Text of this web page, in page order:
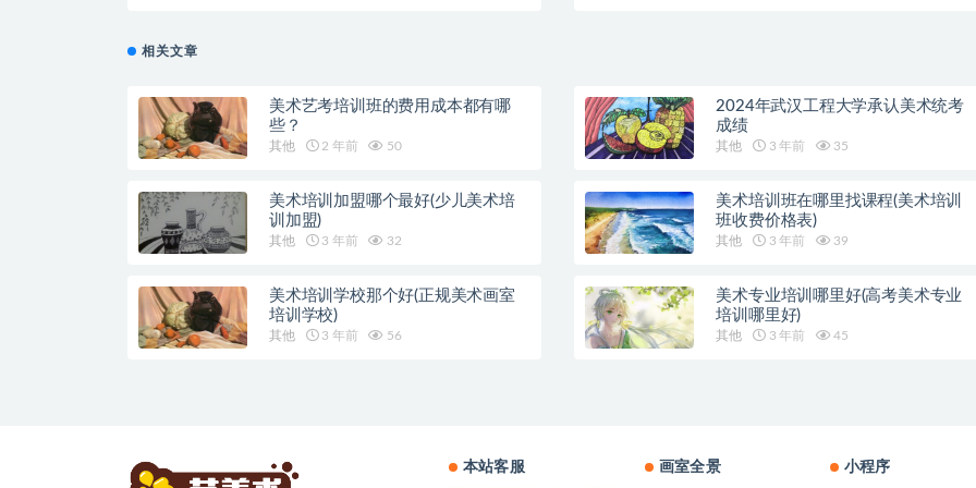
相关文章
美术艺考培训班的费用成本都有哪
些？
其他 2 年前 50
2024年武汉工程大学承认美术统考
成绩
其他 3 年前 35
美术培训加盟哪个最好(少儿美术培
训加盟)
其他 3 年前 32
美术培训班在哪里找课程(美术培训
班收费价格表)
其他 3 年前 39
美术培训学校那个好(正规美术画室
培训学校)
其他 3 年前 56
美术专业培训哪里好(高考美术专业
培训哪里好)
其他 3 年前 45
本站客服 画室全景 小程序